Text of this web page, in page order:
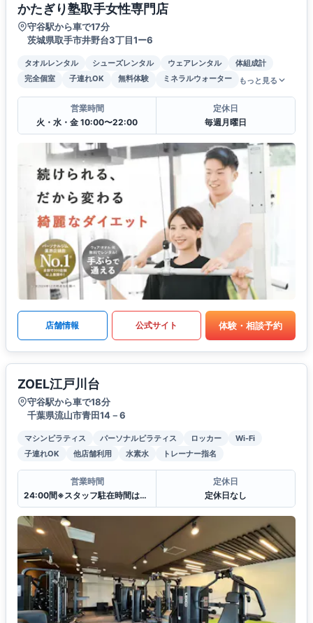
かたぎり塾取手女性専門店
守谷駅から車で17分
茨城県取手市井野台3丁目1ー6
タオルレンタル シューズレンタル ウェアレンタル
体組成計
完全個室
子連れOK 無料体験 ミネラルウォーター もっと見る
営業時間
火・水・金 10:00〜22:00
定休日
毎週月曜日
店舗情報 公式サイト 体験・相談予約
ZOEL江戸川台
守谷駅から車で18分
千葉県流山市青田14－6
マシンピラティス パーソナルピラティス ロッカー
Wi-Fi
子連れOK
他店舗利用 水素水 トレーナー指名
営業時間
24:00間※スタッフ駐在時間は日ごとに変わります。
定休日
定休日なし